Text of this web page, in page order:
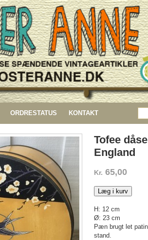
ORDRESTATUS KONTAKT
Tofee
England
Kr. 65,00
Læg i kurv
H: 12 cm
Ø: 23 cm
Pæn brugt let
stand.